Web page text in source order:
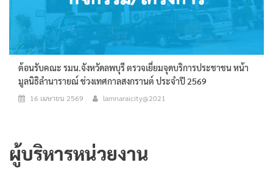
ต้อนรับคณะ รมน.จังหวัดลพบุรี ตรวจเยี่ยมจุดบริการประชาชน หน้า
มูลนิธิลำนารายณ์ ช่วงเทศกาลสงกรานต์ ประจำปี 2569
16 เมษายน 2569 lamnaraicity@2021
ผู้บริหารหน่วยงาน